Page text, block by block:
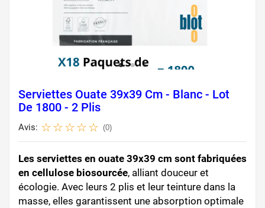
Serviettes Ouate 39x39 Cm - Blanc - Lot
De 1800 - 2 Plis
Avis: (0)
Les serviettes en ouate 39x39 cm sont fabriquées
en cellulose biosourcée, alliant douceur et
écologie. Avec leurs 2 plis et leur teinture dans la
masse, elles garantissent une absorption optimale